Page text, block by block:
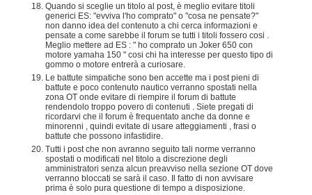
Quando si sceglie un titolo al post, è meglio evitare titoli
generici ES: "evviva l'ho comprato" o "cosa ne pensate?"
non danno idea del contenuto a chi cerca informazioni e
pensate a come sarebbe il forum se tutti i titoli fossero cosi .
Meglio mettere ad ES : " ho comprato un Joker 650 con
motore yamaha 150 " cosi chi ha interesse per questo tipo di
gommo o motore entrerà a curiosare.
Le battute simpatiche sono ben accette ma i post pieni di
battute e poco contenuto nautico verranno spostati nella
zona OT onde evitare di riempire il forum di battute
rendendolo troppo povero di contenuti . Siete pregati di
ricordarvi che il forum è frequentato anche da donne e
minorenni , quindi evitate di usare atteggiamenti , frasi o
battute che possono infastidire.
Tutti i post che non avranno seguito tali norme verranno
spostati o modificati nel titolo a discrezione degli
amministratori senza alcun preavviso nella sezione OT dove
verranno bloccati se sarà il caso. Il fatto di non avvisare
prima è solo pura questione di tempo a disposizione.